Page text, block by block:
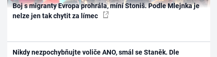
Boj s migranty Evropa prohrála, míní Stoniš. Podle Mlejnka je
nelze jen tak chytit za límec
Nikdy nezpochybňujte voliče ANO, smál se Staněk. Dle